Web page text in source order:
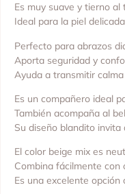
Es muy suave y tierno al
Ideal para la piel
Perfecto para abrazos
Aporta seguridad y
Ayuda a transmitir
Es un compañero ideal
También acompaña al
Su diseño blandito
El color beige mix es
Combina fácilmente
Es una excelente